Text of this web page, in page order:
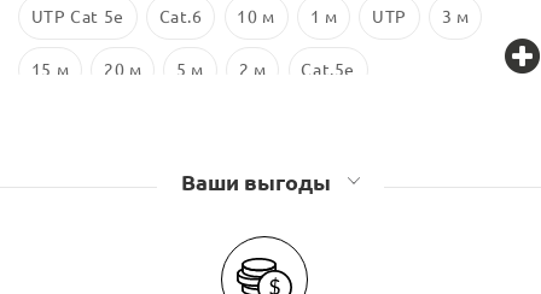
UTP Cat 5e Cat.6 10 м 1 м UTP 3 м
15 м 20 м 5 м 2 м Cat.5e
Ваши выгоды